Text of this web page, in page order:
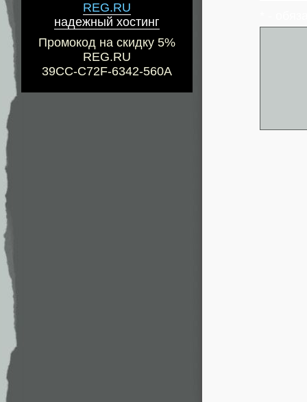
REG.RU
надежный хостинг
Промокод на скидку 5%
REG.RU
39CC-C72F-6342-560A